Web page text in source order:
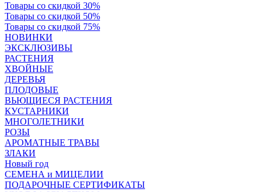
Товары со скидкой 30%
Товары со скидкой 50%
Товары со скидкой 75%
НОВИНКИ
ЭКСКЛЮЗИВЫ
РАСТЕНИЯ
ХВОЙНЫЕ
ДЕРЕВЬЯ
ПЛОДОВЫЕ
ВЬЮЩИЕСЯ РАСТЕНИЯ
КУСТАРНИКИ
МНОГОЛЕТНИКИ
РОЗЫ
АРОМАТНЫЕ ТРАВЫ
ЗЛАКИ
Новый год
СЕМЕНА и МИЦЕЛИИ
ПОДАРОЧНЫЕ СЕРТИФИКАТЫ